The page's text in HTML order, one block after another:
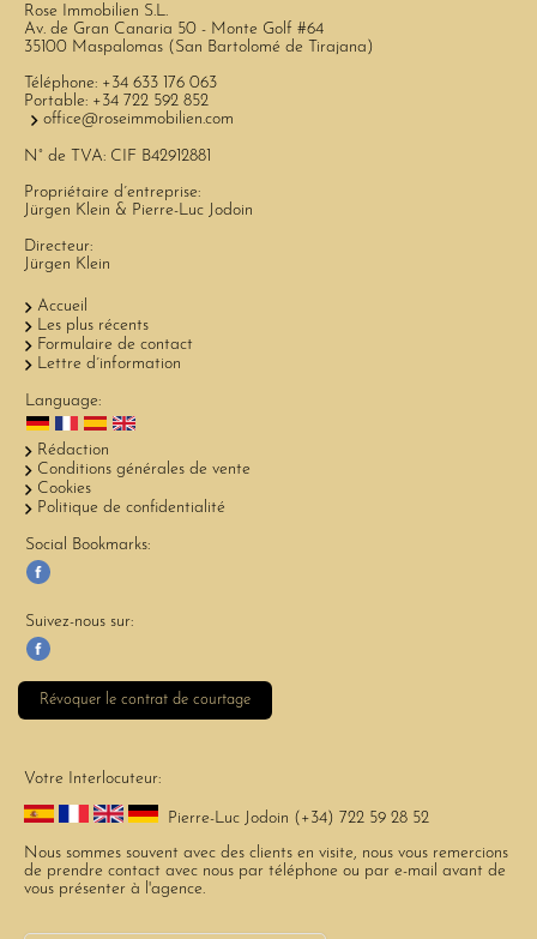
Rose Immobilien S.L.
Av. de Gran Canaria 50 - Monte Golf #64
35100 Maspalomas (San Bartolomé de Tirajana)
Téléphone: +34 633 176 063
Portable: +34 722 592 852
office@roseimmobilien.com
N° de TVA: CIF B42912881
Propriétaire d´entreprise:
Jürgen Klein & Pierre-Luc Jodoin
Directeur:
Jürgen Klein
Accueil
Les plus récents
Formulaire de contact
Lettre d´information
Language:
Rédaction
Conditions générales de vente
Cookies
Politique de confidentialité
Social Bookmarks:
Suivez-nous sur:
Révoquer le contrat de courtage
Votre Interlocuteur:
Pierre-Luc Jodoin (+34) 722 59 28 52
Nous sommes souvent avec des clients en visite, nous vous remercions
de prendre contact avec nous par téléphone ou par e-mail avant de
vous présenter à l'agence.